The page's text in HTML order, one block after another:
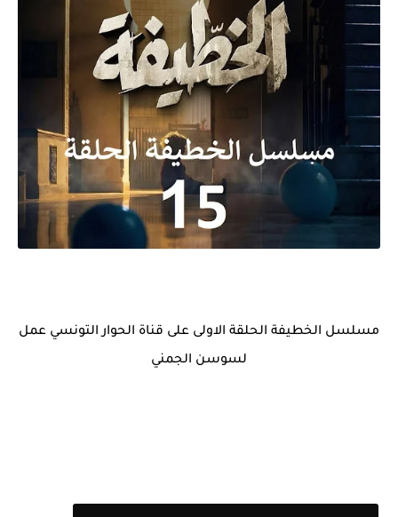
مسلسل الخطيفة الحلقة الاولى على قناة الحوار التونسي عمل
لسوسن الجمني